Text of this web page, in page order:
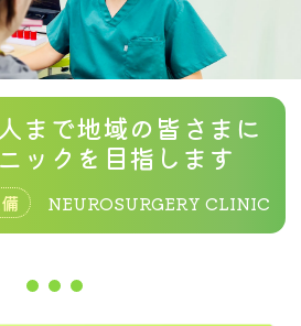
まで地域の皆さまに
ックを目指します
NEUROSURGERY CLINIC